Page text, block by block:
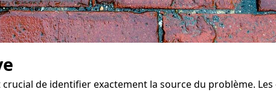
de identifier exactement la source du problème. Les